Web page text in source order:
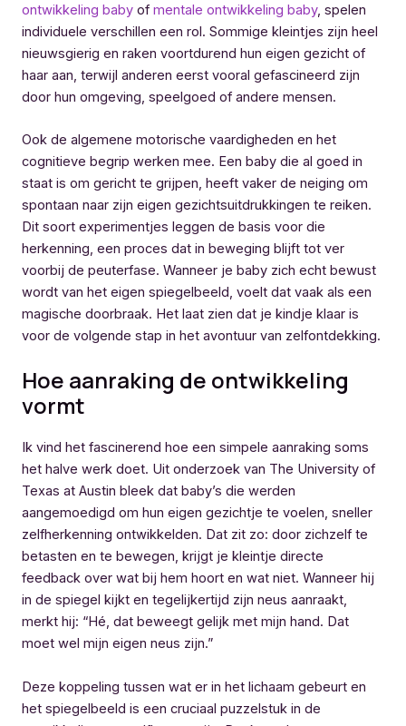
ontwikkeling baby of mentale ontwikkeling baby, spelen
individuele verschillen een rol. Sommige kleintjes zijn heel
nieuwsgierig en raken voortdurend hun eigen gezicht of
haar aan, terwijl anderen eerst vooral gefascineerd zijn
door hun omgeving, speelgoed of andere mensen.
Ook de algemene motorische vaardigheden en het
cognitieve begrip werken mee. Een baby die al goed in
staat is om gericht te grijpen, heeft vaker de neiging om
spontaan naar zijn eigen gezichtsuitdrukkingen te reiken.
Dit soort experimentjes leggen de basis voor die
herkenning, een proces dat in beweging blijft tot ver
voorbij de peuterfase. Wanneer je baby zich echt bewust
wordt van het eigen spiegelbeeld, voelt dat vaak als een
magische doorbraak. Het laat zien dat je kindje klaar is
voor de volgende stap in het avontuur van zelfontdekking.
Hoe aanraking de ontwikkeling
vormt
Ik vind het fascinerend hoe een simpele aanraking soms
het halve werk doet. Uit onderzoek van The University of
Texas at Austin bleek dat baby’s die werden
aangemoedigd om hun eigen gezichtje te voelen, sneller
zelfherkenning ontwikkelden. Dat zit zo: door zichzelf te
betasten en te bewegen, krijgt je kleintje directe
feedback over wat bij hem hoort en wat niet. Wanneer hij
in de spiegel kijkt en tegelijkertijd zijn neus aanraakt,
merkt hij: “Hé, dat beweegt gelijk met mijn hand. Dat
moet wel mijn eigen neus zijn.”
Deze koppeling tussen wat er in het lichaam gebeurt en
het spiegelbeeld is een cruciaal puzzelstuk in de